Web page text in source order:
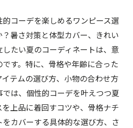
コーデを楽しめるワンピース選
暑さ対策と体型カバー、きれい
たい夏のコーディネートは、意
す。特に、骨格や年齢に合った
テムの選び方、小物の合わせ方
は、個性的コーデを叶えつつ夏
上品に着回すコツや、骨格ナチ
カバーする具体的な選び方、さ